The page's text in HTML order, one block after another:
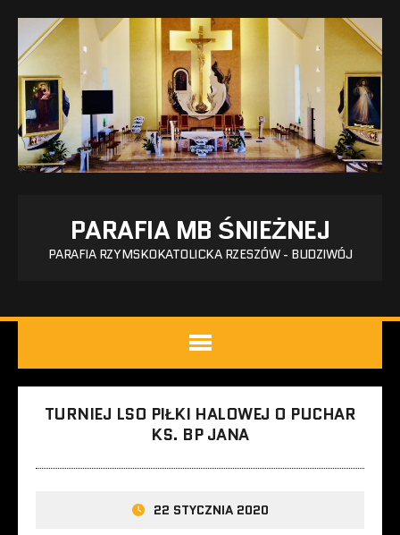
PARAFIA MB ŚNIEŻNEJ
PARAFIA RZYMSKOKATOLICKA RZESZÓW - BUDZIWÓJ
TURNIEJ LSO PIŁKI HALOWEJ O PUCHAR
KS. BP JANA
22 STYCZNIA 2020